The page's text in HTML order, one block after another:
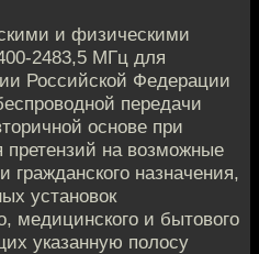
и физическими
2483,5 МГц для
Российской Федерации
передачи
основе при
на возможные
назначения,
установок
медицинского и бытового
указанную полосу